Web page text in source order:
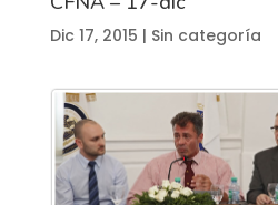
Dic 17, 2015 | Sin categoría